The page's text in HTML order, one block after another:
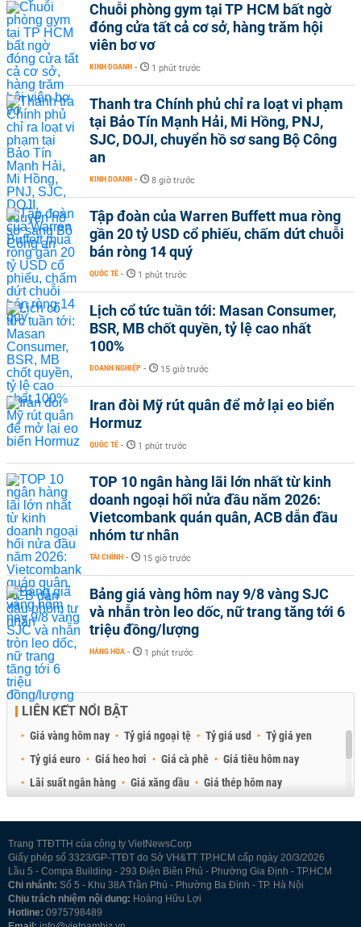
Chuỗi phòng gym tại TP HCM bất ngờ
đóng cửa tất cả cơ sở, hàng trăm hội
viên bơ vơ
KINH DOANH - 1 phút trước
Thanh tra Chính phủ chỉ ra loạt vi phạm
tại Bảo Tín Mạnh Hải, Mi Hồng, PNJ,
SJC, DOJI, chuyển hồ sơ sang Bộ Công
an
KINH DOANH - 8 giờ trước
Tập đoàn của Warren Buffett mua ròng
gần 20 tỷ USD cổ phiếu, chấm dứt chuỗi
bán ròng 14 quý
QUỐC TẾ - 1 phút trước
Lịch cổ tức tuần tới: Masan Consumer,
BSR, MB chốt quyền, tỷ lệ cao nhất
100%
DOANH NGHIỆP - 15 giờ trước
Iran đòi Mỹ rút quân để mở lại eo biển
Hormuz
QUỐC TẾ - 1 phút trước
TOP 10 ngân hàng lãi lớn nhất từ kinh
doanh ngoại hối nửa đầu năm 2026:
Vietcombank quán quân, ACB dẫn đầu
nhóm tư nhân
TÀI CHÍNH - 15 giờ trước
Bảng giá vàng hôm nay 9/8 vàng SJC
và nhẫn tròn leo dốc, nữ trang tăng tới 6
triệu đồng/lượng
HÀNG HÓA - 1 phút trước
LIÊN KẾT NỔI BẬT
Giá vàng hôm nay Tỷ giá ngoại tệ Tỷ giá usd
Tỷ giá yen
Tỷ giá euro
Giá heo hơi Giá cà phê
Giá tiêu hôm nay
Lãi suất ngân hàng
Giá xăng dầu
Giá thép hôm nay
Trang TTĐTTH của công ty VietNewsCorp
Giấy phép số 3323/GP-TTĐT do Sở VH&TT TP.HCM cấp ngày 20/3/2026
Lầu 5 - Compa Building - 293 Điện Biên Phủ - Phường Gia Định - TP.HCM
Chi nhánh: Số 5 - Khu 38A Trần Phú - Phường Ba Đình - TP. Hà Nội
Chịu trách nhiệm nội dung: Hoàng Hữu Lợi
Hotline: 0975798489